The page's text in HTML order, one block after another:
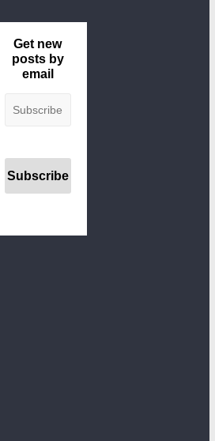
Get new
posts by
email